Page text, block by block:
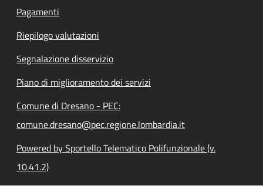
Pagamenti
Riepilogo valutazioni
Segnalazione disservizio
Piano di miglioramento dei servizi
Comune di Dresano - PEC:
comune.dresano@pec.regione.lombardia.it
Powered by Sportello Telematico Polifunzionale (v.
10.41.2)